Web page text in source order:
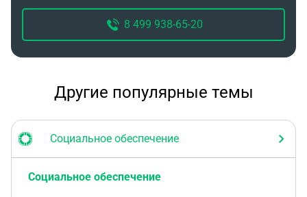
8 499 938-65-20
Другие популярные темы
Социальное обеспечение
Социальное обеспечение